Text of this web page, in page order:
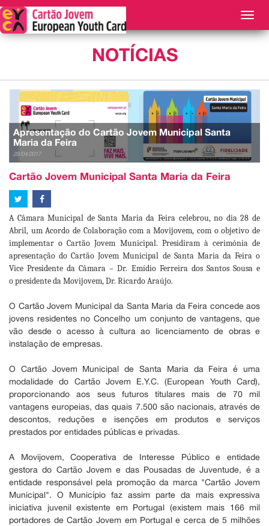
NOTÍCIAS
Apresentação do Cartão Jovem Municipal Santa
Maria da Feira
28/04/2017
Cartão Jovem Municipal Santa Maria da Feira
A Câmara Municipal de Santa Maria da Feira celebrou, no dia 28 de
Abril, um Acordo de Colaboração com a Movijovem, com o objetivo de
implementar o Cartão Jovem Municipal. Presidiram à cerimónia de
apresentação do Cartão Jovem Municipal de Santa Maria da Feira o
VicePresidente da Câmara – Dr. Emídio Ferreira dos Santos Sousa e
opresidente da Movijovem, Dr. Ricardo Araújo.
O Cartão Jovem Municipal da Santa Maria da Feira concede aos
jovens residentes no Concelho um conjunto de vantagens, que
vão desde o acesso à cultura ao licenciamento de obras e
instalação de empresas.
O Cartão Jovem Municipal de Santa Maria da Feira é uma
modalidade do Cartão Jovem E.Y.C. (European Youth Card),
proporcionando aos seus futuros titulares mais de 70 mil
vantagens europeias, das quais 7.500 são nacionais, através de
descontos, reduções e isenções em produtos e serviços
prestados por entidades públicas e privadas.
A Movijovem, Cooperativa de Interesse Público e entidade
gestora do Cartão Jovem e das Pousadas de Juventude, é a
entidade responsável pela promoção da marca "Cartão Jovem
Municipal". O Município faz assim parte da mais expressiva
iniciativa juvenil existente em Portugal (existem mais 166 mil
portadores de Cartão Jovem em Portugal e cerca de 5 milhões